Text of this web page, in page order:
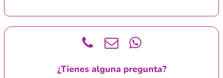
¿Tienes alguna pregunta?